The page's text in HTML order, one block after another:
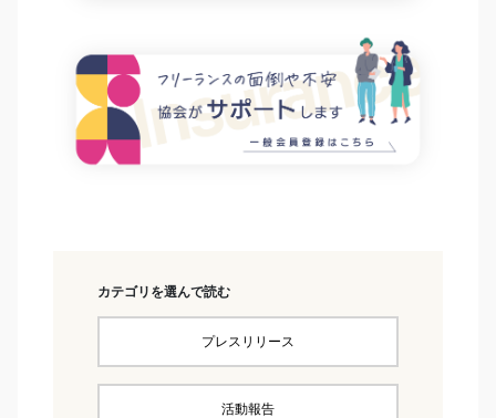
カテゴリを選んで読む
プレスリリース
活動報告